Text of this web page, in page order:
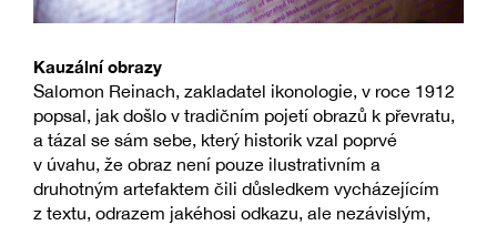
Kauzální obrazy
Salomon Reinach, zakladatel ikonologie, v roce 1912
popsal, jak došlo v tradičním pojetí obrazů k převratu,
a tázal se sám sebe, který historik vzal poprvé
v úvahu, že obraz není pouze ilustrativním a
druhotným artefaktem čili důsledkem vycházejícím
z textu, odrazem jakéhosi odkazu, ale nezávislým,